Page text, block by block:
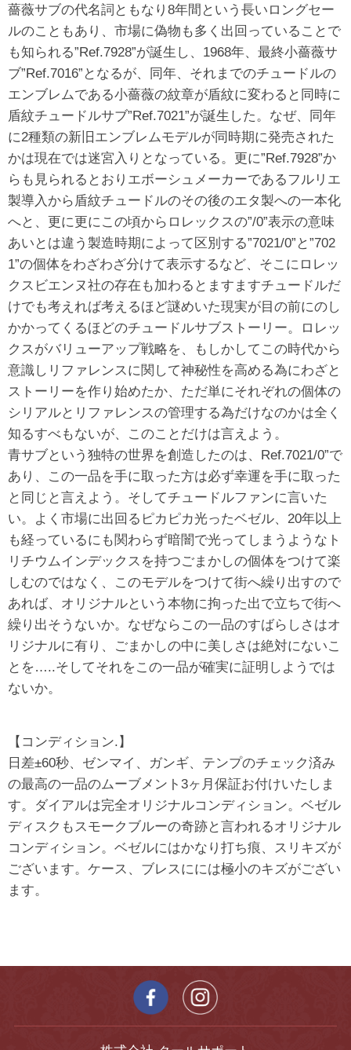
薔薇サブの代名詞ともなり8年間という長いロングセー
ルのこともあり、市場に偽物も多く出回っていることで
も知られる”Ref.7928”が誕生し、1968年、最終小薔薇サ
ブ”Ref.7016”となるが、同年、それまでのチュードルの
エンブレムである小薔薇の紋章が盾紋に変わると同時に
盾紋チュードルサブ”Ref.7021”が誕生した。なぜ、同年
に2種類の新旧エンブレムモデルが同時期に発売された
かは現在では迷宮入りとなっている。更に”Ref.7928”か
らも見られるとおりエボーシュメーカーであるフルリエ
製導入から盾紋チュードルのその後のエタ製への一本化
へと、更に更にこの頃からロレックスの”/0”表示の意味
あいとは違う製造時期によって区別する”7021/0”と”702
1”の個体をわざわざ分けて表示するなど、そこにロレッ
クスビエンヌ社の存在も加わるとますますチュードルだ
けでも考えれば考えるほど謎めいた現実が目の前にのし
かかってくるほどのチュードルサブストーリー。ロレッ
クスがバリューアップ戦略を、もしかしてこの時代から
意識しリファレンスに関して神秘性を高める為にわざと
ストーリーを作り始めたか、ただ単にそれぞれの個体の
シリアルとリファレンスの管理する為だけなのかは全く
知るすべもないが、このことだけは言えよう。
青サブという独特の世界を創造したのは、Ref.7021/0”で
あり、この一品を手に取った方は必ず幸運を手に取った
と同じと言えよう。そしてチュードルファンに言いた
い。よく市場に出回るピカピカ光ったベゼル、20年以上
も経っているにも関わらず暗闇で光ってしまうようなト
リチウムインデックスを持つごまかしの個体をつけて楽
しむのではなく、このモデルをつけて街へ繰り出すので
あれば、オリジナルという本物に拘った出で立ちで街へ
繰り出そうないか。なぜならこの一品のすばらしさはオ
リジナルに有り、ごまかしの中に美しさは絶対にないこ
とを…..そしてそれをこの一品が確実に証明しようでは
ないか。
【コンディション.】
日差±60秒、ゼンマイ、ガンギ、テンプのチェック済み
の最高の一品のムーブメント3ヶ月保証お付けいたしま
す。ダイアルは完全オリジナルコンディション。ベゼル
ディスクもスモークブルーの奇跡と言われるオリジナル
コンディション。ベゼルにはかなり打ち痕、スリキズが
ございます。ケース、ブレスにには極小のキズがござい
ます。